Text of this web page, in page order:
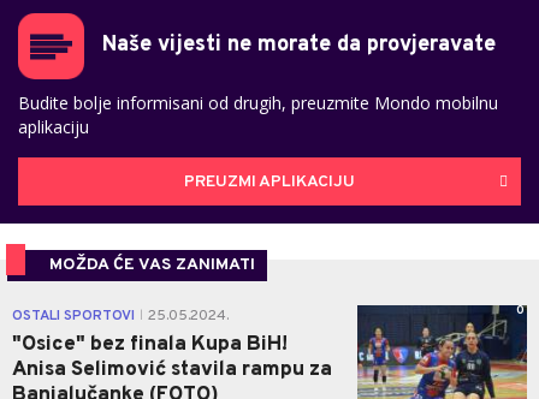
Naše vijesti ne morate da provjeravate
Budite bolje informisani od drugih, preuzmite Mondo mobilnu
aplikaciju
PREUZMI APLIKACIJU
MOŽDA ĆE VAS ZANIMATI
OSTALI SPORTOVI 25.05.2024.
"Osice" bez finala Kupa BiH!
Anisa Selimović stavila rampu za
0